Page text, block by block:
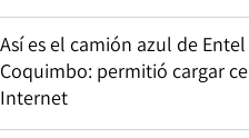
Así es el camión azul de
Coquimbo: permitió cargar
Internet